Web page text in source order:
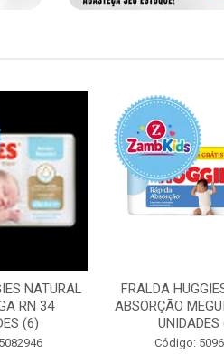
NATURAL
RN 34
(6)
FRALDA
ABSORÇÃO
UNIDADES
Código: